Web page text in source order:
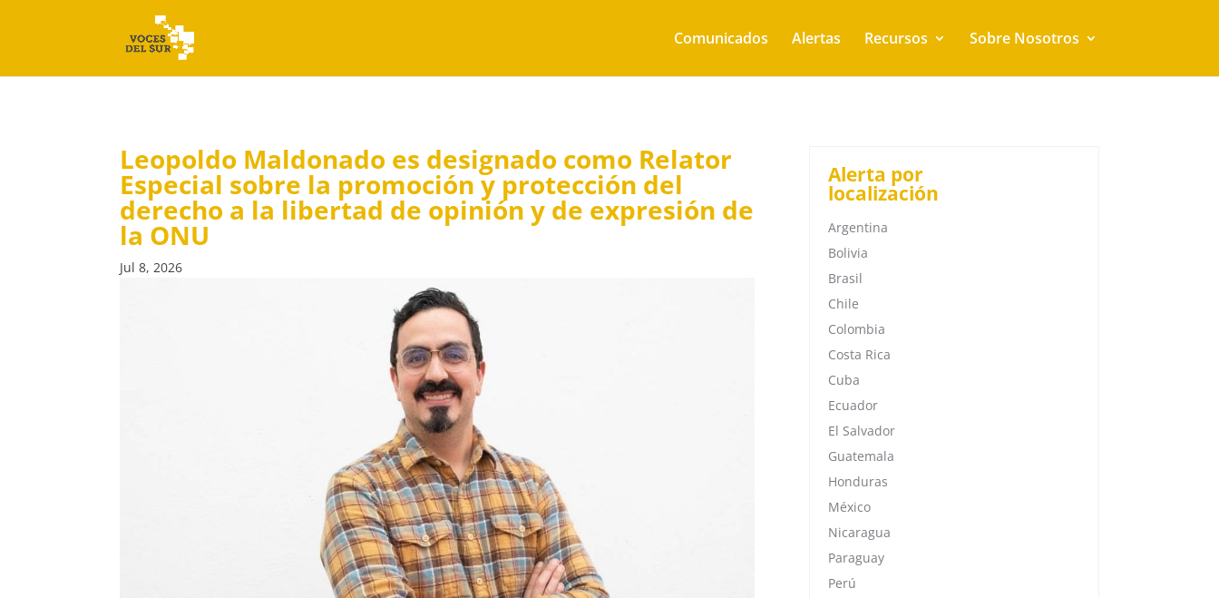
Comunicados Alertas Recursos Sobre Nosotros
Leopoldo Maldonado es designado como Relator
Especial sobre la promoción y protección del
derecho a la libertad de opinión y de expresión de
la ONU
Jul 8, 2026
Alerta por
localización
Argentina
Bolivia
Brasil
Chile
Colombia
Costa Rica
Cuba
Ecuador
El Salvador
Guatemala
Honduras
México
Nicaragua
Paraguay
Perú